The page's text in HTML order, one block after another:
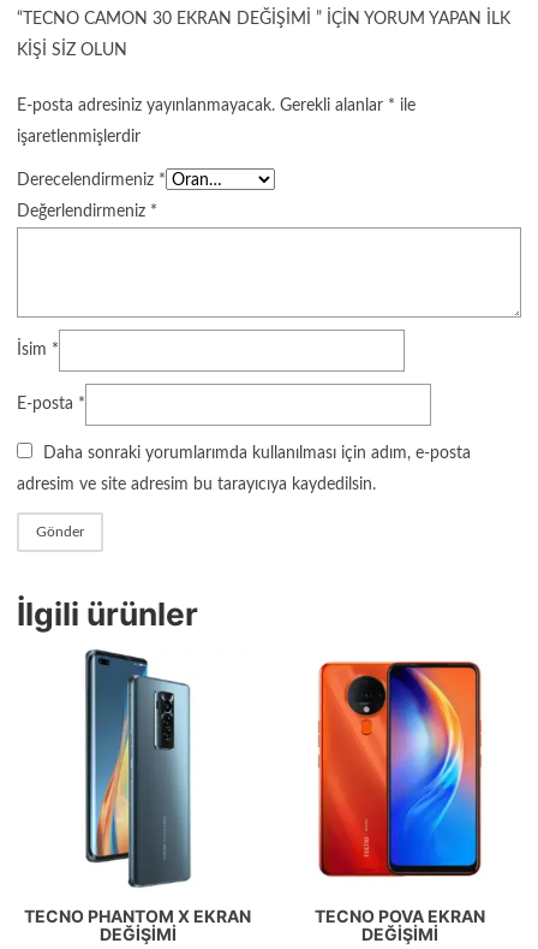
“TECNO CAMON 30 EKRAN DEĞIŞIMI ” IÇIN YORUM YAPAN ILK
KIŞI SIZ OLUN
E-posta adresiniz yayınlanmayacak. Gerekli alanlar * ile
işaretlenmişlerdir
Derecelendirmeniz *
Değerlendirmeniz *
İsim *
E-posta *
Daha sonraki yorumlarımda kullanılması için adım, e-posta
adresim ve site adresim bu tarayıcıya kaydedilsin.
İlgili ürünler
TECNO PHANTOM X EKRAN
DEĞIŞIMI
TECNO POVA EKRAN
DEĞIŞIMI